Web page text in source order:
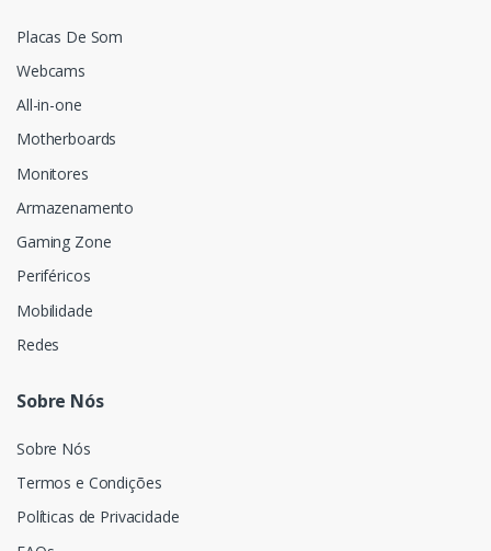
Placas De Som
Webcams
All-in-one
Motherboards
Monitores
Armazenamento
Gaming Zone
Periféricos
Mobilidade
Redes
Sobre Nós
Sobre Nós
Termos e Condições
Políticas de Privacidade